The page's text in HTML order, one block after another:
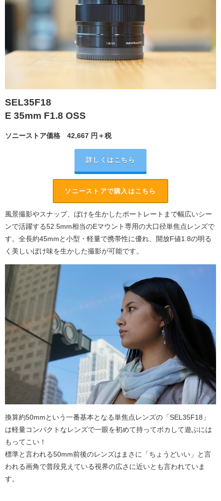
SEL35F18
E 35mm F1.8 OSS
ソニーストア価格 42,667 円＋税
詳しくはこちら
ソニーストアで購入はこちら
風景撮影やスナップ、ぼけを生かしたポートレートまで幅広いシー
ンで活躍する52.5mm相当のEマウント専用の大口径単焦点レンズで
す。全長約45mmと小型・軽量で携帯性に優れ、開放F値1.8の明る
く美しいぼけ味を生かした撮影が可能です。
換算約50mmという一番基本となる単焦点レンズの「SEL35F18」
は軽量コンパクトなレンズで一眼を初めて持ってボカして遊ぶには
もってこい！
標準と言われる50mm前後のレンズはまさに「ちょうどいい」と言
われる画角で普段見えている視界の広さに近いとも言われていま
す。